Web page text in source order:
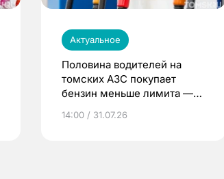
Актуальное
Половина водителей на
томских АЗС покупает
бензин меньше лимита —
14:00 / 31.07.26